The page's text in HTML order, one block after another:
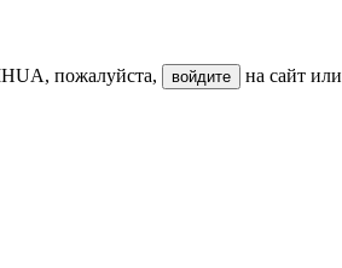
пожалуйста, войдите на сайт или